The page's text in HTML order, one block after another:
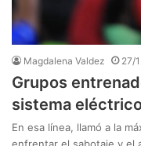
Magdalena Valdez 27/
Grupos
sistema
En esa línea, llamó a la
enfrentar el sabotaje y el